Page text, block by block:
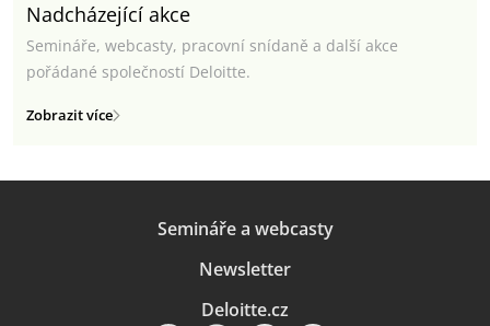
Nadcházející akce
Semináře, webcasty, pracovní snídaně a další akce
pořádané společností Deloitte.
Zobrazit více
Semináře a webcasty
Newsletter
Deloitte.cz